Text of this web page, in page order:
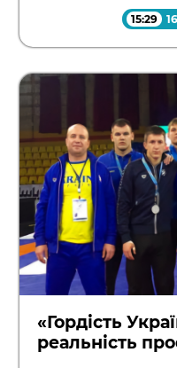
15:29
«Гордість
реальність